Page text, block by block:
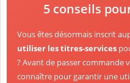
5 conseils
Vous êtes désormais inscrit
utiliser les titres-services
? Avant de passer commande
connaître pour garantir une